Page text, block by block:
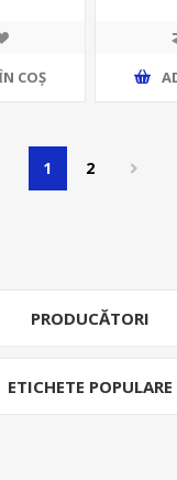
COŞ
1 2
PRODUCĂTORI
ETICHETE POPULARE